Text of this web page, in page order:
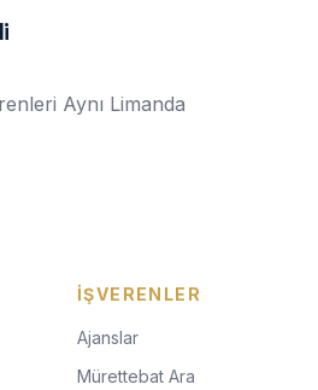
Aynı Limanda
İŞVERENLER
Ajanslar
Mürettebat Ara